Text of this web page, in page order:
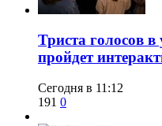
​Триста голосов
пройдет
Сегодня в 11:12
191 0